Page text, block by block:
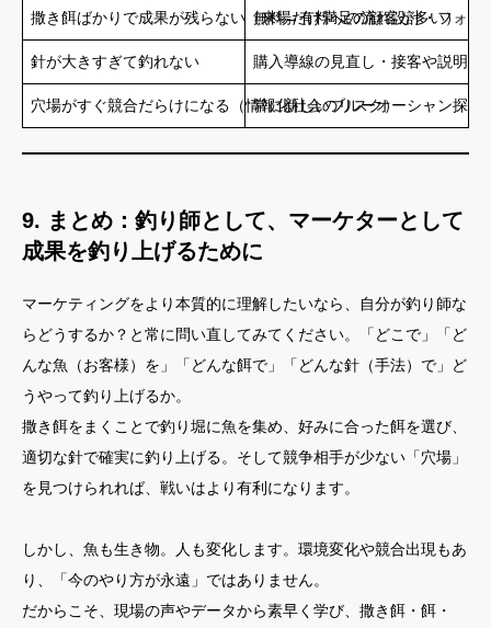
撒き餌ばかりで成果が残らない（来場だけ満足の顧客が多い）
無料→有料への流れ設計・フォロ
針が大きすぎて釣れない 購入導線の見直し・接客や説明の
穴場がすぐ競合だらけになる（情報化社会のリスク）
常に新しいブルーオーシャン探
9. まとめ：釣り師として、マーケターとして
成果を釣り上げるために
マーケティングをより本質的に理解したいなら、自分が釣り師な
らどうするか？と常に問い直してみてください。「どこで」「ど
んな魚（お客様）を」「どんな餌で」「どんな針（手法）で」ど
うやって釣り上げるか。
撒き餌をまくことで釣り堀に魚を集め、好みに合った餌を選び、
適切な針で確実に釣り上げる。そして競争相手が少ない「穴場」
を見つけられれば、戦いはより有利になります。
しかし、魚も生き物。人も変化します。環境変化や競合出現もあ
り、「今のやり方が永遠」ではありません。
だからこそ、現場の声やデータから素早く学び、撒き餌・餌・